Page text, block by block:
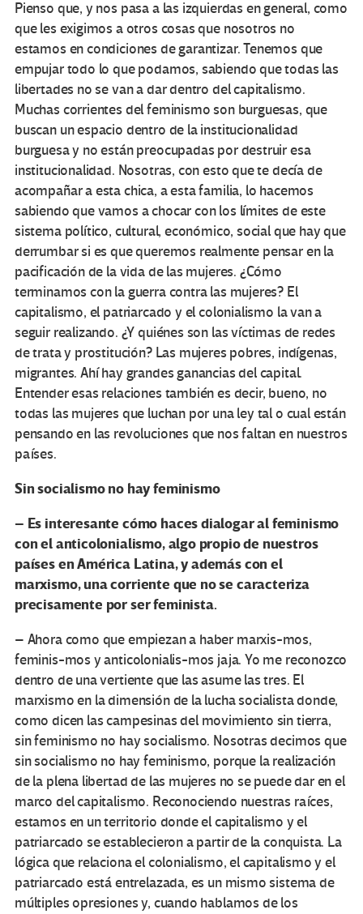
Pienso que, y nos pasa a las izquierdas en general, como
que les exigimos a otros cosas que nosotros no
estamos en condiciones de garantizar. Tenemos que
empujar todo lo que podamos, sabiendo que todas las
libertades no se van a dar dentro del capitalismo.
Muchas corrientes del feminismo son burguesas, que
buscan un espacio dentro de la institucionalidad
burguesa y no están preocupadas por destruir esa
institucionalidad. Nosotras, con esto que te decía de
acompañar a esta chica, a esta familia, lo hacemos
sabiendo que vamos a chocar con los límites de este
sistema político, cultural, económico, social que hay que
derrumbar si es que queremos realmente pensar en la
pacificación de la vida de las mujeres. ¿Cómo
terminamos con la guerra contra las mujeres? El
capitalismo, el patriarcado y el colonialismo la van a
seguir realizando. ¿Y quiénes son las víctimas de redes
de trata y prostitución? Las mujeres pobres, indígenas,
migrantes. Ahí hay grandes ganancias del capital.
Entender esas relaciones también es decir, bueno, no
todas las mujeres que luchan por una ley tal o cual están
pensando en las revoluciones que nos faltan en nuestros
países.
Sin socialismo no hay feminismo
– Es interesante cómo haces dialogar al feminismo
con el anticolonialismo, algo propio de nuestros
países en América Latina, y además con el
marxismo, una corriente que no se caracteriza
precisamente por ser feminista.
– Ahora como que empiezan a haber marxis-mos,
feminis-mos y anticolonialis-mos jaja. Yo me reconozco
dentro de una vertiente que las asume las tres. El
marxismo en la dimensión de la lucha socialista donde,
como dicen las campesinas del movimiento sin tierra,
sin feminismo no hay socialismo. Nosotras decimos que
sin socialismo no hay feminismo, porque la realización
de la plena libertad de las mujeres no se puede dar en el
marco del capitalismo. Reconociendo nuestras raíces,
estamos en un territorio donde el capitalismo y el
patriarcado se establecieron a partir de la conquista. La
lógica que relaciona el colonialismo, el capitalismo y el
patriarcado está entrelazada, es un mismo sistema de
múltiples opresiones y, cuando hablamos de los